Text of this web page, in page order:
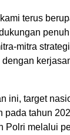
terus
mitra
ini, target
pada tahun
Polri melalui